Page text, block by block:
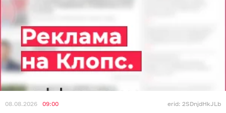
08.08.2026 09:00 erid: 2SDnjdHkJLb